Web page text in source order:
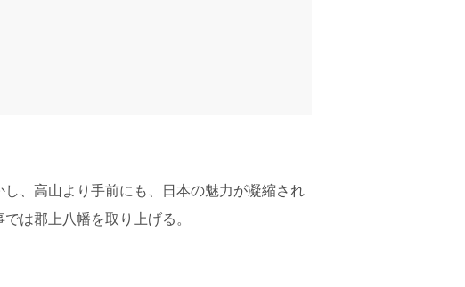
、高山より手前にも、日本の魅力が凝縮され
は郡上八幡を取り上げる。